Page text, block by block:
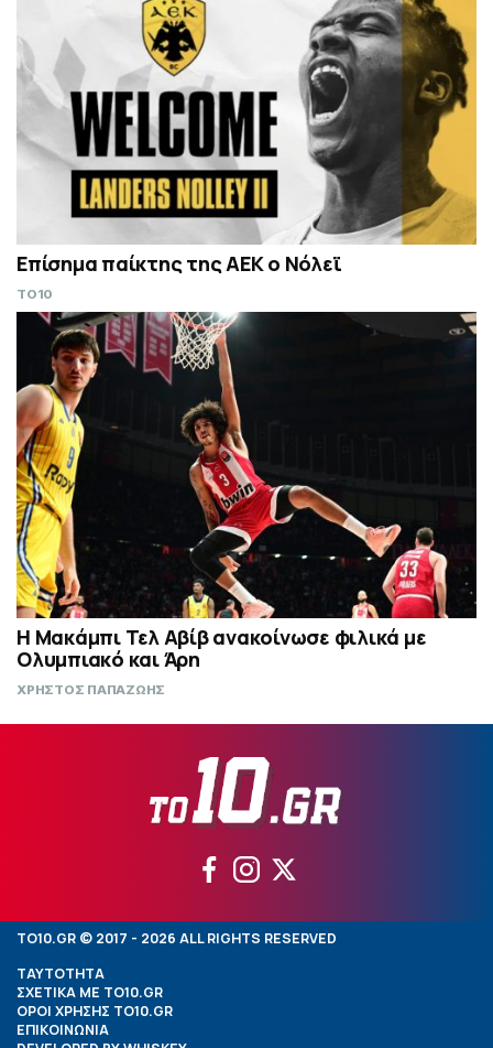
Επίσημα παίκτης της ΑΕΚ ο Νόλεϊ
TO10
Η Μακάμπι Τελ Αβίβ ανακοίνωσε φιλικά με
Ολυμπιακό και Άρη
ΧΡΗΣΤΟΣ ΠΑΠΑΖΩΗΣ
TO10.GR © 2017 - 2026 ALL RIGHTS RESERVED
ΤΑΥΤΟΤΗΤΑ
ΣΧΕΤΙΚΑ ΜΕ TO10.GR
ΟΡΟΙ ΧΡΗΣΗΣ TO10.GR
ΕΠΙΚΟΙΝΩΝΙΑ